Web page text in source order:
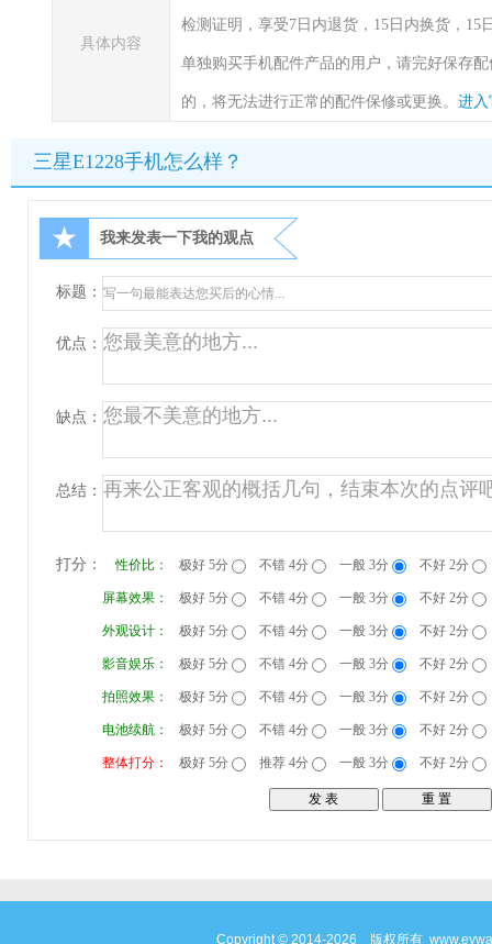
具体内容
检测证明，享受7日内退货，15日内换货，
单独购买手机配件产品的用户，请完好保存
的，将无法进行正常的配件保修或更换。 进入
三星E1228手机怎么样？
★ 我来发表一下我的观点
标题：
优点：
缺点：
总结：
打分： 性价比： 极好 5分 不错 4分 一般 3分 不好 2分
屏幕效果： 极好 5分 不错 4分 一般 3分 不好 2分
外观设计： 极好 5分 不错 4分 一般 3分 不好 2分
影音娱乐： 极好 5分 不错 4分 一般 3分 不好 2分
拍照效果： 极好 5分 不错 4分 一般 3分 不好 2分
电池续航： 极好 5分 不错 4分 一般 3分 不好 2分
整体打分： 极好 5分 推荐 4分 一般 3分 不好 2分
Copyright © 2014-2026 版权所有